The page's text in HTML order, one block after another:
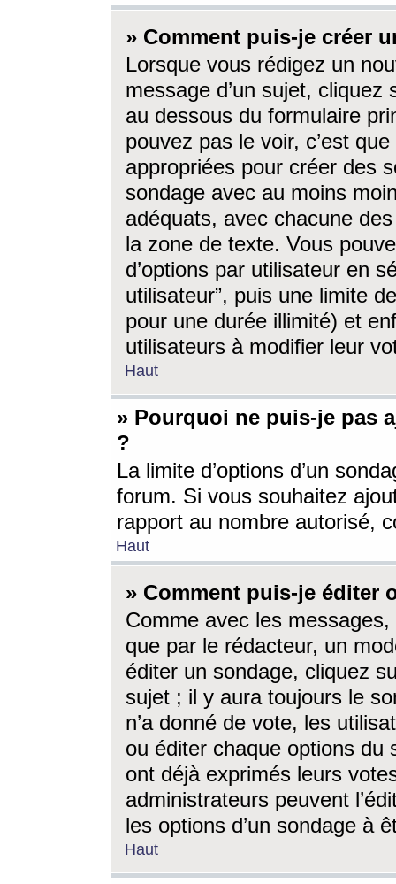
» Comment puis-je créer
Lorsque vous rédigez un
message d’un sujet, cliquez
au dessous du formulaire
pouvez pas le voir, c’est
appropriées pour créer des
sondage avec au moins
adéquats, avec chacune
la zone de texte. Vous
d’options par utilisateur en
utilisateur”, puis une limite
pour une durée illimité) et
utilisateurs à modifier leur
Haut
» Pourquoi ne puis-je pas
?
La limite d’options d’un
forum. Si vous souhaitez
rapport au nombre autorisé,
Haut
» Comment puis-je éditer
Comme avec les
que par le rédacteur, un
éditer un sondage, cliquez
sujet ; il y aura toujours le
n’a donné de vote, les
ou éditer chaque options du
ont déjà exprimés leurs
administrateurs peuvent
les options d’un sondage à
Haut